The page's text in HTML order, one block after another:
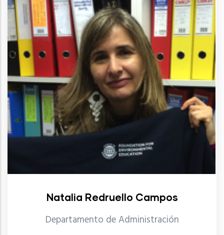
Natalia Redruello Campos
Departamento de Administración